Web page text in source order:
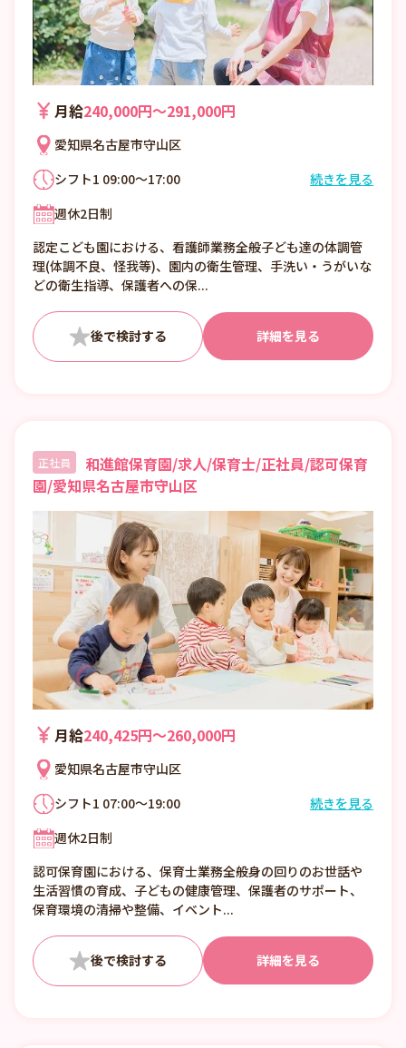
月給240,000円〜291,000円
愛知県名古屋市守山区
シフト1 09:00～17:00
・9時00分～17時00分
＊1か月単位のシフト制 ＊週平均 35.27時
間 ＊月平均152.85時間
・残業：月平均4時間
続きを見る
週休2日制
認定こども園における、看護師業務全般子ども達の体調管
理(体調不良、怪我等)、園内の衛生管理、手洗い・うがいな
どの衛生指導、保護者への保...
詳細を見る
正社員
和進館保育園/求人/保育士/正社員/認可保育
園/愛知県名古屋市守山区
月給240,425円〜260,000円
愛知県名古屋市守山区
シフト1 07:00～19:00
シフト制
続きを見る
週休2日制
認可保育園における、保育士業務全般身の回りのお世話や
生活習慣の育成、子どもの健康管理、保護者のサポート、
保育環境の清掃や整備、イベント...
詳細を見る